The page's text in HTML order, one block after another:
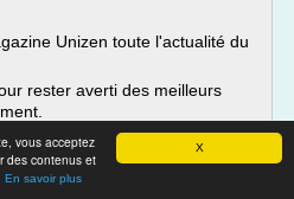
X
vous acceptez
des contenus et
En savoir plus
Unizen toute l'actualité du
rester averti des meilleurs
ongles en gel ?